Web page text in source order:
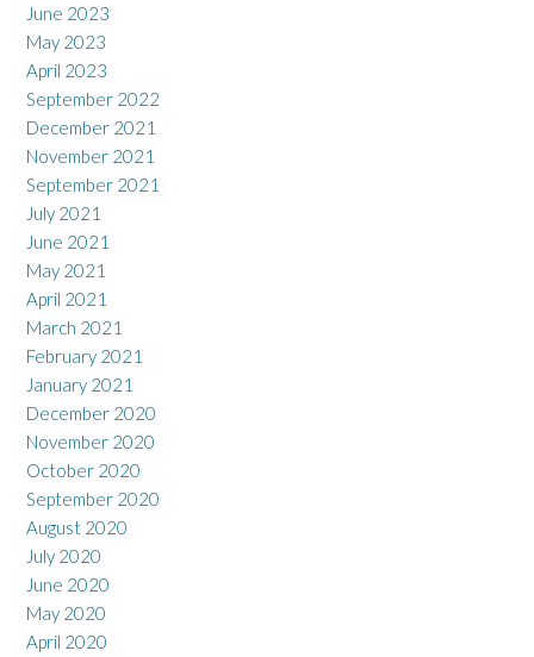
June 2023
May 2023
April 2023
September 2022
December 2021
November 2021
September 2021
July 2021
June 2021
May 2021
April 2021
March 2021
February 2021
January 2021
December 2020
November 2020
October 2020
September 2020
August 2020
July 2020
June 2020
May 2020
April 2020